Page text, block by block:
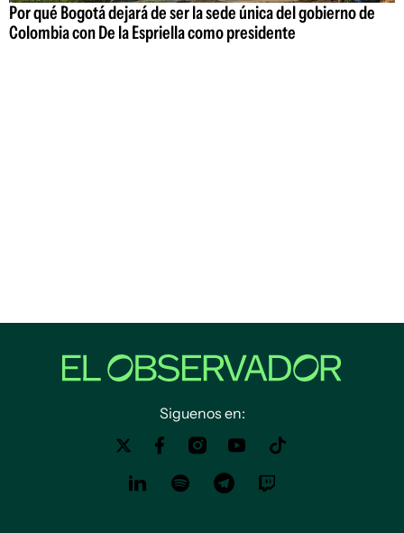
Por qué Bogotá dejará de ser la sede única del gobierno de
Colombia con De la Espriella como presidente
Siguenos en: